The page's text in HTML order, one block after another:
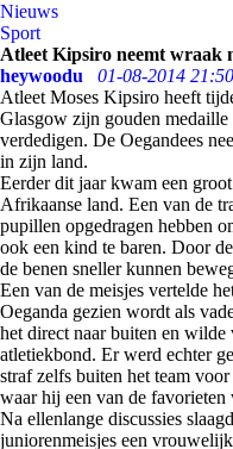
Nieuws
Sport
Atleet Kipsiro neemt wraak
heywoodu
01-08-2014 21:50
Atleet Moses Kipsiro heeft
Glasgow zijn gouden medaille
verdedigen. De Oegandees
in zijn land.
Eerder dit jaar kwam een
Afrikaanse land. Een van de
pupillen opgedragen hebben
ook een kind te baren. Door
de benen sneller kunnen
Een van de meisjes vertelde
Oeganda gezien wordt als
het direct naar buiten en
atletiekbond. Er werd echter
straf zelfs buiten het team
waar hij een van de favorieten
Na ellenlange discussies
juniorenmeisjes een